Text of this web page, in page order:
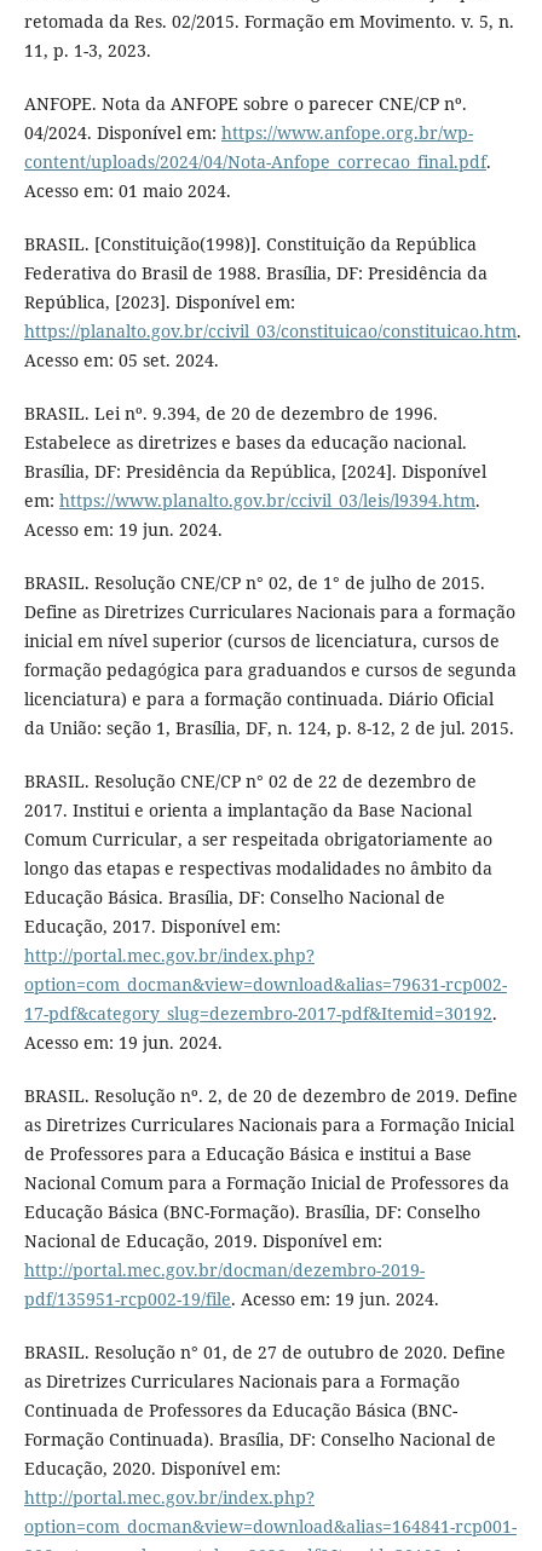
retomada da Res. 02/2015. Formação em Movimento. v. 5, n.
11, p. 1-3, 2023.
ANFOPE. Nota da ANFOPE sobre o parecer CNE/CP nº.
04/2024. Disponível em: https://www.anfope.org.br/wp-
content/uploads/2024/04/Nota-Anfope_correcao_final.pdf.
Acesso em: 01 maio 2024.
BRASIL. [Constituição(1998)]. Constituição da República
Federativa do Brasil de 1988. Brasília, DF: Presidência da
República, [2023]. Disponível em:
https://planalto.gov.br/ccivil_03/constituicao/constituicao.htm.
Acesso em: 05 set. 2024.
BRASIL. Lei nº. 9.394, de 20 de dezembro de 1996.
Estabelece as diretrizes e bases da educação nacional.
Brasília, DF: Presidência da República, [2024]. Disponível
em: https://www.planalto.gov.br/ccivil_03/leis/l9394.htm.
Acesso em: 19 jun. 2024.
BRASIL. Resolução CNE/CP n° 02, de 1° de julho de 2015.
Define as Diretrizes Curriculares Nacionais para a formação
inicial em nível superior (cursos de licenciatura, cursos de
formação pedagógica para graduandos e cursos de segunda
licenciatura) e para a formação continuada. Diário Oficial
da União: seção 1, Brasília, DF, n. 124, p. 8-12, 2 de jul. 2015.
BRASIL. Resolução CNE/CP n° 02 de 22 de dezembro de
2017. Institui e orienta a implantação da Base Nacional
Comum Curricular, a ser respeitada obrigatoriamente ao
longo das etapas e respectivas modalidades no âmbito da
Educação Básica. Brasília, DF: Conselho Nacional de
Educação, 2017. Disponível em:
http://portal.mec.gov.br/index.php?
option=com_docman&view=download&alias=79631-rcp002-
17-pdf&category_slug=dezembro-2017-pdf&Itemid=30192.
Acesso em: 19 jun. 2024.
BRASIL. Resolução nº. 2, de 20 de dezembro de 2019. Define
as Diretrizes Curriculares Nacionais para a Formação Inicial
de Professores para a Educação Básica e institui a Base
Nacional Comum para a Formação Inicial de Professores da
Educação Básica (BNC-Formação). Brasília, DF: Conselho
Nacional de Educação, 2019. Disponível em:
http://portal.mec.gov.br/docman/dezembro-2019-
pdf/135951-rcp002-19/file. Acesso em: 19 jun. 2024.
BRASIL. Resolução n° 01, de 27 de outubro de 2020. Define
as Diretrizes Curriculares Nacionais para a Formação
Continuada de Professores da Educação Básica (BNC-
Formação Continuada). Brasília, DF: Conselho Nacional de
Educação, 2020. Disponível em:
http://portal.mec.gov.br/index.php?
option=com_docman&view=download&alias=164841-rcp001-